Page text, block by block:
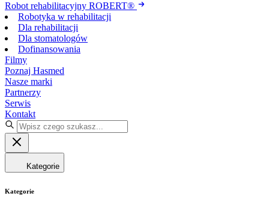
Robot rehabilitacyjny ROBERT®
Robotyka w rehabilitacji
Dla rehabilitacji
Dla stomatologów
Dofinansowania
Filmy
Poznaj Hasmed
Nasze marki
Partnerzy
Serwis
Kontakt
Kategorie
Kategorie